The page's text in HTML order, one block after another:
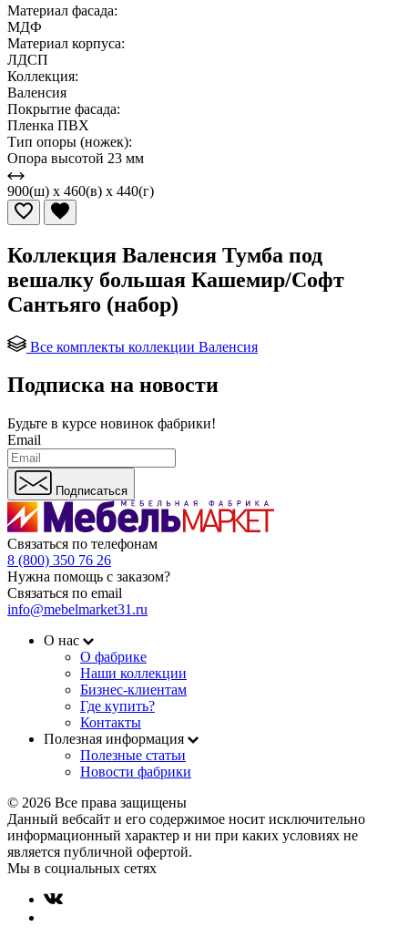
Материал фасада:
МДФ
Материал корпуса:
ЛДСП
Коллекция:
Валенсия
Покрытие фасада:
Пленка ПВХ
Тип опоры (ножек):
Опора высотой 23 мм
900(ш) x 460(в) x 440(г)
Коллекция Валенсия Тумба под
вешалку большая Кашемир/Софт
Сантьяго (набор)
Все комплекты коллекции Валенсия
Подписка на новости
Будьте в курсе новинок фабрики!
Email
Подписаться
Связаться по телефонам
8 (800) 350 76 26
Нужна помощь с заказом?
Связаться по email
info@mebelmarket31.ru
О нас
О фабрике
Наши коллекции
Бизнес-клиентам
Где купить?
Контакты
Полезная информация
Полезные статьи
Новости фабрики
© 2026 Все права защищены
Данный вебсайт и его содержимое носит исключительно
информационный характер и ни при каких условиях не
является публичной офертой.
Мы в социальных сетях